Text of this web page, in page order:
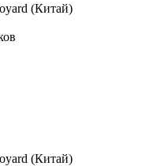
(Китай)
(Китай)